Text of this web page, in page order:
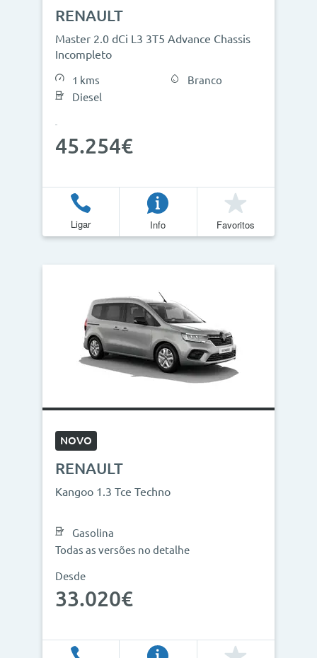
RENAULT
Master 2.0 dCi L3 3T5 Advance Chassis
Incompleto
1 kms
Diesel
Branco
45.254€
Ligar Info Favoritos
NOVO
RENAULT
Kangoo 1.3 Tce Techno
Gasolina
Todas as versões no detalhe
Desde
33.020€